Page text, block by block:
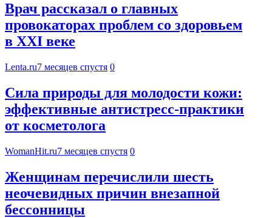
Врач рассказал о главных
провокаторах проблем со здоровьем
в XXI веке
Lenta.ru7 месяцев спустя 0
Сила природы для молодости кожи:
эффективные антистресс-практики
от косметолога
WomanHit.ru7 месяцев спустя 0
Женщинам перечислили шесть
неочевидных причин внезапной
бессонницы